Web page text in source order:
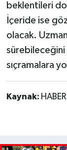
beklentileri
İçeride ise
olacak.
sürebileceğini
sıçramalara
Kaynak: